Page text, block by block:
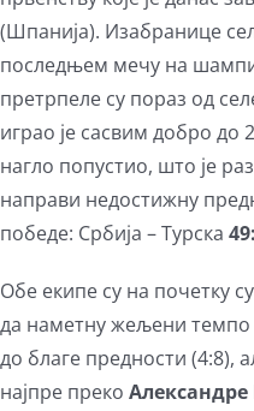
(Шпанија). Изабранице
последњем мечу на
претрпеле су пораз од
играо је сасвим добро до
нагло попустио, што је
направи недостижну
победе: Србија – Турска 49:
Обе екипе су на почетку
да наметну жељени
до благе предности (4:8),
најпре преко